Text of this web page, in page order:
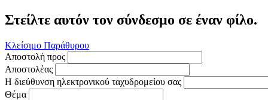
Στείλτε αυτόν τον σύνδεσμο σε έναν φίλο.
Κλείσιμο Παράθυρου
Αποστολή προς
Αποστολέας
Η διεύθυνση ηλεκτρονικού ταχυδρομείου σας
Θέμα